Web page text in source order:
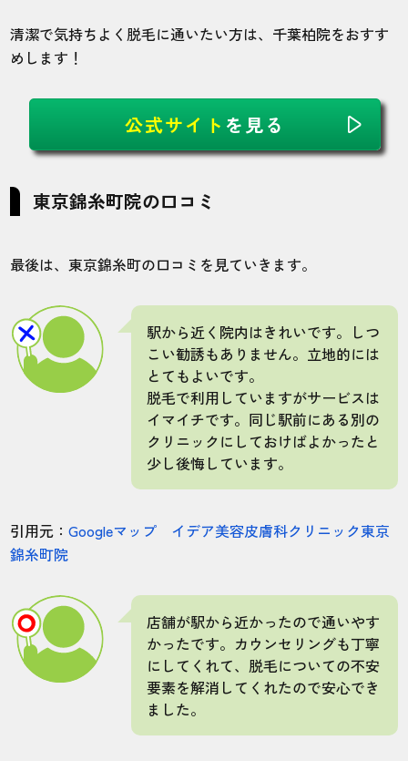
たと思います。脱毛を始めてから2年程度で
全身脱毛が終わりました。
30代・オラさん
5.0
5 5 5
店舗
千葉柏院
施術部位
全身
ヒゲ・VIOを含む全身脱毛を8回×2の16回
コースで完全にツルツルにしました。脱毛
してから4回目くらいで全身の毛が薄くなっ
てきたと思います。完璧なツルツルになる
まで、大体2年半かかりました！
50代・裕次郎さん
施術 接客
5
雰囲気
5
料金
4
予約
4
店舗 施術部位
清潔で気持ちよく脱毛に通いたい方は、千葉柏院をおすす
めします！
公式サイト を見る
東京錦糸町院の口コミ
最後は、東京錦糸町の口コミを見ていきます。
駅から近く院内はきれいです。しつ
こい勧誘もありません。立地的には
とてもよいです。
脱毛で利用していますがサービスは
イマイチです。同じ駅前にある別の
クリニックにしておけばよかったと
少し後悔しています。
引用元：Googleマップ イデア美容皮膚科クリニック東京
錦糸町院
店舗が駅から近かったので通いやす
かったです。カウンセリングも丁寧
にしてくれて、脱毛についての不安
要素を解消してくれたので安心でき
ました。